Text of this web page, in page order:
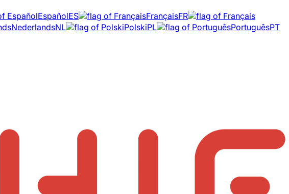
EspañolES FrançaisFR
NederlandsNL PolskiPL PortuguêsPT